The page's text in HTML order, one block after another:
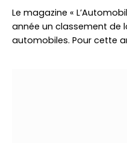
Le magazine «
année un classement de
automobiles. Pour cette